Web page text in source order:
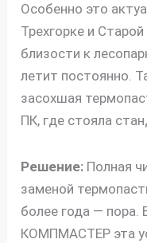
Особенно это
Трехгорке и
близости к
летит постоянно.
засохшая
ПК, где стояла
Решение: Полная
заменой
более года — пора.
КОМПМАСТЕР эта